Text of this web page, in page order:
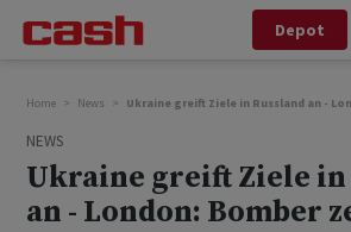
Depot
Home News Ukraine greift Ziele in Russland an -
NEWS
Ukraine greift Ziele in
an - London: Bomber